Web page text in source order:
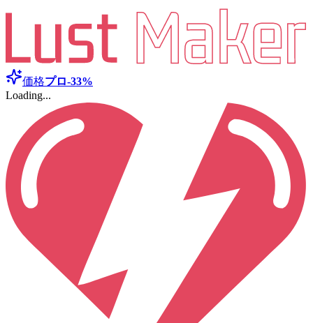
価格プロ-33%
Loading...